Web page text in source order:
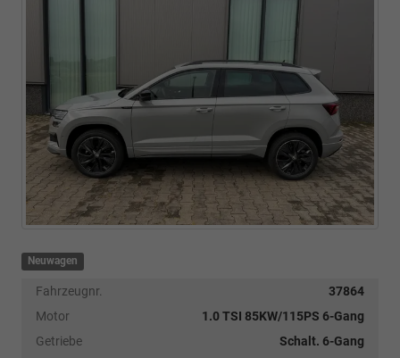
Neuwagen
Fahrzeugnr.
37864
Motor
1.0 TSI 85KW/115PS 6-Gang
Getriebe
Schalt. 6-Gang